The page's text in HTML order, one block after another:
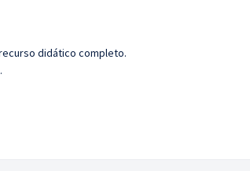
didático completo.